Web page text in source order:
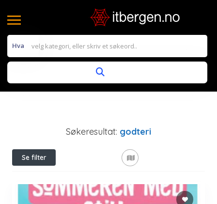
Hva
Søkeresultat: godteri
Se filter